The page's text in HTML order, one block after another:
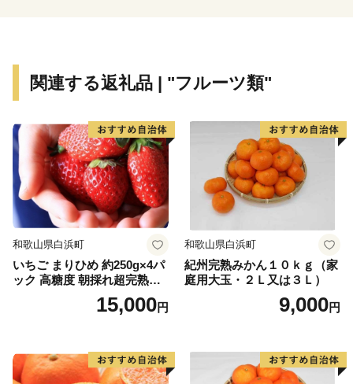
ラン、清流宮川の畔で絶景を観ながら味わえる茅葺き日
そして、何といっても全国的にも大変珍しい高校生が運
営するレストラン、その名も「高校生レストラン まご
の店」があり、営業日は多くのお客様で賑わっていま
す。
私たちは、地域の産品を大切に、食の取り組みを進め、
紡いできた農山村の原風景と営みを大切にしながら、次
世代への引き継いでいきたいと考えています。
税。
関連する返礼品 | "フルーツ類"
和歌山県白浜町
いちご まりひめ 約250g×4パ
ック 高糖度 朝採れ超完熟ま
りひめ 1月以降発送分
15,000円
和歌山県白浜町
紀州完熟みかん１０ｋｇ（家
庭用大玉・２Ｌ又は３Ｌ）
9,000円